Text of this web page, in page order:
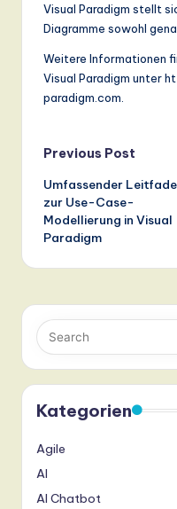
Visual Paradigm stellt
Diagramme sowohl
Weitere Informationen
Visual Paradigm unter
paradigm.com.
Post
Previous Post
Umfassender
zur Use-Case-
Modellierung in Visual
Paradigm
Kategorien
Agile
AI
AI Chatbot